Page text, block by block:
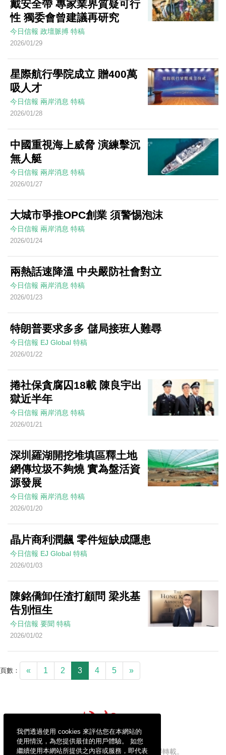
我們透過使用 cookies 來評估您在本網站的
使用情況，為您提供最佳的用戶體驗。 如您
繼續使用本網站所提供之內容或服務，即代表
戴安全帶 專家業界質疑可行
性 獨委會曾建議再研究
今日信報 政壇脈搏 特稿
2026/01/29
星際航行學院成立 贈400萬
吸人才
今日信報 兩岸消息 特稿
2026/01/28
中國重視海上威脅 演練擊沉
無人艇
今日信報 兩岸消息 特稿
2026/01/27
大城市爭推OPC創業 須警惕泡沫
今日信報 兩岸消息 特稿
2026/01/24
兩熱話速降溫 中央嚴防社會對立
今日信報 兩岸消息 特稿
2026/01/23
特朗普要求多多 儲局接班人難尋
今日信報 EJ Global 特稿
2026/01/22
捲社保貪腐囚18載 陳良宇出
獄近半年
今日信報 兩岸消息 特稿
2026/01/21
深圳羅湖開挖堆填區釋土地
網傳垃圾不夠燒 實為盤活資
源發展
今日信報 兩岸消息 特稿
2026/01/20
晶片商利潤飆 零件短缺成隱患
今日信報 EJ Global 特稿
2026/01/03
陳銘僑卸任渣打顧問 梁兆基
告別恒生
今日信報 要聞 特稿
2026/01/02
頁數： « 1 2 3 4 5 »
信報財經新聞有限公司版權所有，不得轉載。